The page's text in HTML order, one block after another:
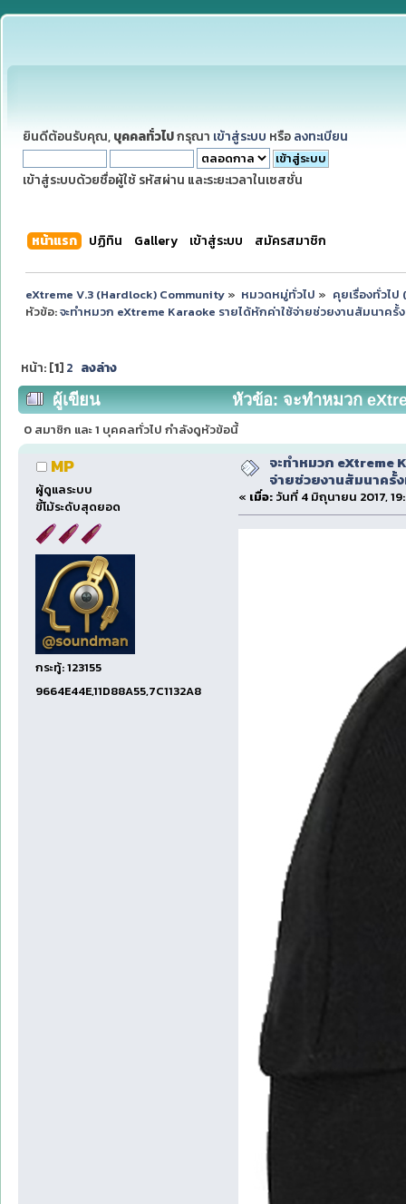
ยินดีต้อนรับคุณ, บุคคลทั่วไปกรุณา เข้าสู่ระบบ หรือ ลงทะเบียน
เข้าสู่ระบบด้วยชื่อผู้ใช้ รหัสผ่าน และระยะเวลาในเซสชั่น
หน้าแรก ปฏิทิน Gallery เข้าสู่ระบบ สมัครสมาชิก
eXtreme V.3 (Hardlock) Community» หมวดหมู่ทั่วไป » คุยเรื่องทั่วไป
หัวข้อ:จะทำหมวก eXtreme Karaoke รายได้หักค่าใช้จ่ายช่วยงานสัมนาครั้
หน้า: [1] 2 ลงล่าง
ผู้เขียน
หัวข้อ: จะทำหมวก
19396 ครั้ง)
0 สมาชิก และ 1 บุคคลทั่วไป กำลังดูหัวข้อนี้
MP
ผู้ดูแลระบบ
ขี้โม้ระดับสุดยอด
กระทู้: 123155
9664E44E,11D88A55,7C1132A8
จะทำหมวก eXtreme
จ่ายช่วยงานสัมนาครั้
« เมื่อ: วันที่ 4 มิถุนายน 2017,